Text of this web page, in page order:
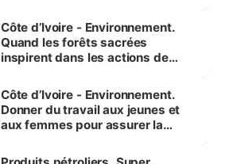
Côte d’Ivoire - Environnement.
Quand les forêts sacrées
inspirent dans les actions de
Côte d’Ivoire - Environnement.
Donner du travail aux jeunes et
aux femmes pour assurer la
menacées